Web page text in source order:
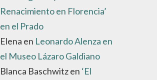
Renacimiento en Florencia’
en el Prado
Elena en Leonardo Alenza en
el Museo Lázaro Galdiano
Blanca Baschwitzen ‘El